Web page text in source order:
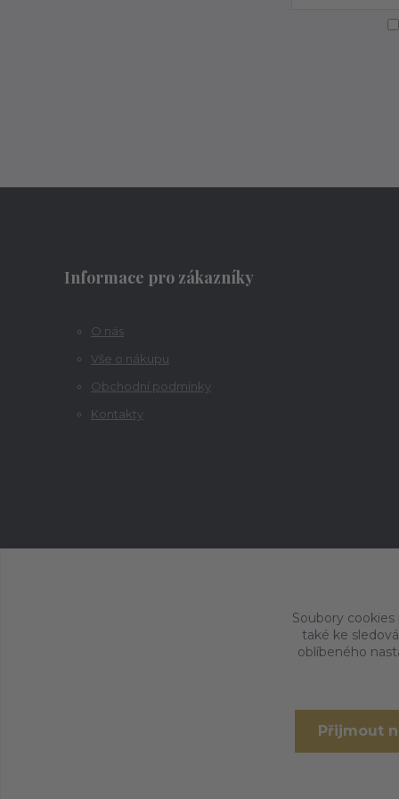
Informace pro zákazníky
O nás
Vše o nákupu
Obchodní podmínky
Kontakty
Soubory
také ke
oblíbeného
Přijmout